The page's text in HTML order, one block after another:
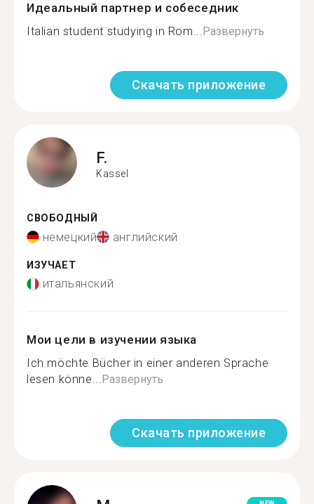
Идеальный партнер и собеседник
Italian student studying in Rom...Развернуть
Скачать приложение
F.
Kassel
СВОБОДНЫЙ
немецкий английский
ИЗУЧАЕТ
итальянский
Мои цели в изучении языка
Ich möchte Bücher in einer anderen Sprache
lesen könne...Развернуть
Скачать приложение